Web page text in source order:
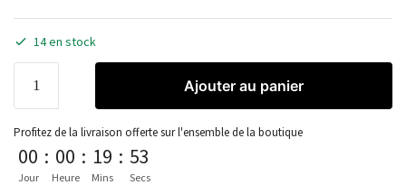
14 en stock
Ajouter au panier
Profitez de la livraison offerte sur l'ensemble de la boutique
00
Jour
: 00
Heure
: 19
Mins
: 53
Secs